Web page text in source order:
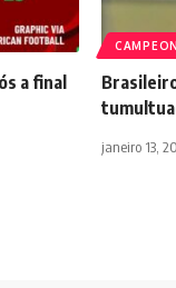
a final
janeiro 13,